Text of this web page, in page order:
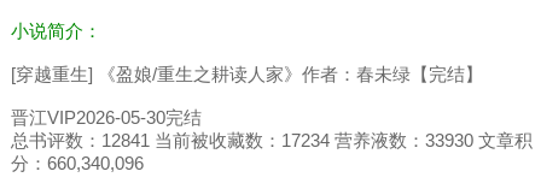
小说简介：
[穿越重生] 《盈娘/重生之耕读人家》作者：春未绿【完结】
晋江VIP2026-05-30完结
总书评数：12841 当前被收藏数：17234 营养液数：33930 文章积
分：660,340,096